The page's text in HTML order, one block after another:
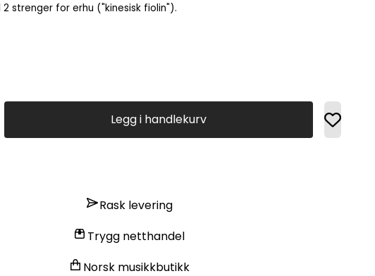
strenger for erhu ("kinesisk fiolin").
Legg i handlekurv
Rask levering
Trygg netthandel
Norsk musikkbutikk